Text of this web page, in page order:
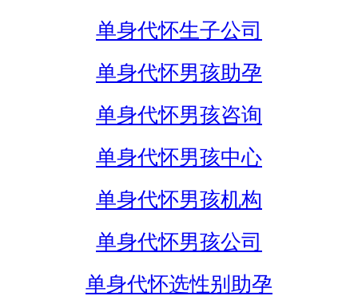
单身代怀生子公司
单身代怀男孩助孕
单身代怀男孩咨询
单身代怀男孩中心
单身代怀男孩机构
单身代怀男孩公司
单身代怀选性别助孕